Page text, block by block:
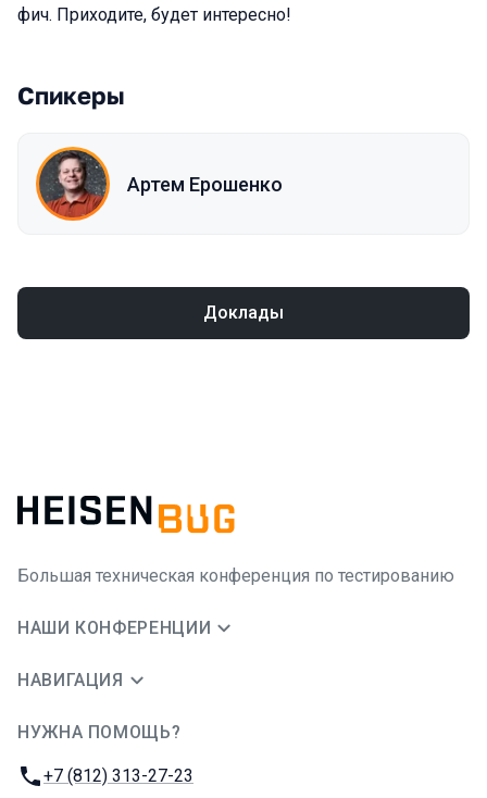
фич. Приходите, будет интересно!
Спикеры
Артем Ерошенко
Доклады
Большая техническая конференция по тестированию
НАШИ КОНФЕРЕНЦИИ
НАВИГАЦИЯ
НУЖНА ПОМОЩЬ?
Телефон:
+7 (812) 313-27-23